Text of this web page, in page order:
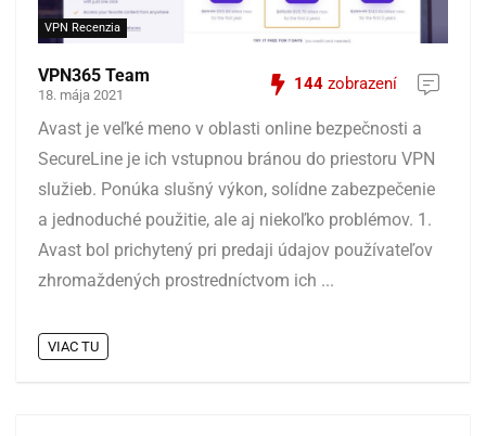
VPN Recenzia
VPN365 Team
18. mája 2021
144 zobrazení
Avast je veľké meno v oblasti online bezpečnosti a
SecureLine je ich vstupnou bránou do priestoru VPN
služieb. Ponúka slušný výkon, solídne zabezpečenie
a jednoduché použitie, ale aj niekoľko problémov. 1.
Avast bol prichytený pri predaji údajov používateľov
zhromaždených prostredníctvom ich ...
VIAC TU